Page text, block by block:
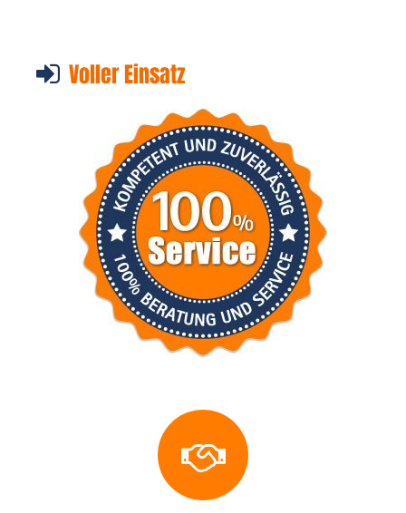
Voller Einsatz